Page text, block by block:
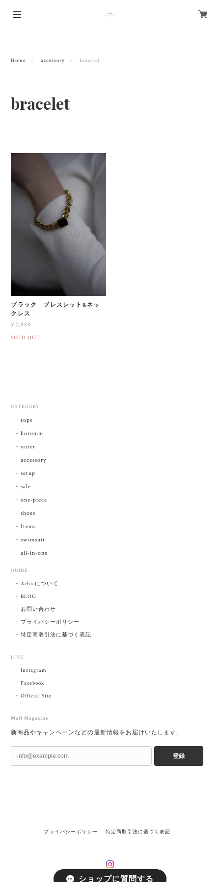
Home accessory bracelet
bracelet
ブラック ブレスレット&ネッ
クレス
¥2,980
SOLD OUT
CATEGORY
tops
botomm
outer
accessory
setup
sale
one-piece
shoes
Items
swimsuit
all-in-one
GUIDE
Achicについて
BLOG
お問い合わせ
プライバシーポリシー
特定商取引法に基づく表記
LINK
Instagram
Facebook
Official Site
Mail Magazine
新商品やキャンペーンなどの最新情報をお届けいたします。
登録
プライバシーポリシー 特定商取引法に基づく表記
ショップに質問する